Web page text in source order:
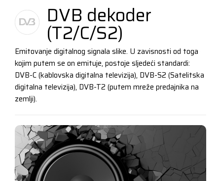
DVB dekoder
(T2/C/S2)
Emitovanje digitalnog signala slike. U zavisnosti od toga
kojim putem se on emituje, postoje sljedeći standardi:
DVB-C (kablovska digitalna televizija), DVB-S2 (Satelitska
digitalna televizija), DVB-T2 (putem mreže predajnika na
zemlji).